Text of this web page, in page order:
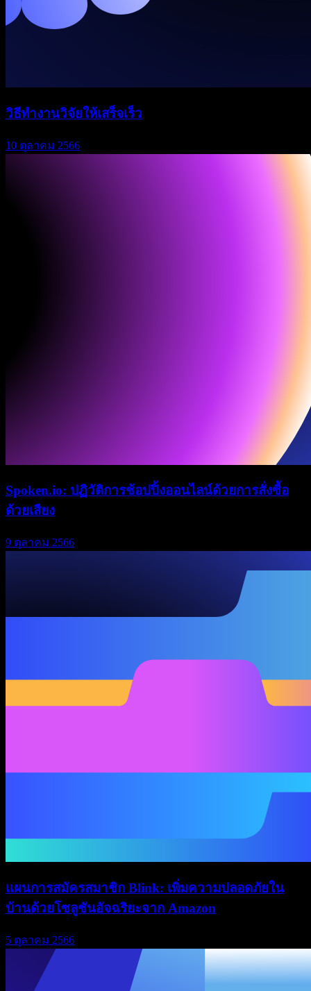
วิธีทำงานวิจัยให้เสร็จเร็ว
10 ตุลาคม 2566
Spoken.io: ปฏิวัติการช้อปปิ้งออนไลน์ด้วยการสั่งซื้อ
ด้วยเสียง
9 ตุลาคม 2566
แผนการสมัครสมาชิก Blink: เพิ่มความปลอดภัยใน
บ้านด้วยโซลูชันอัจฉริยะจาก Amazon
5 ตุลาคม 2566